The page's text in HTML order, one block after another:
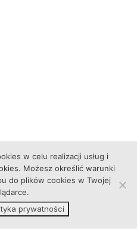
w celu realizacji usług i
Możesz określić warunki
do plików cookies w Twojej
prywatności